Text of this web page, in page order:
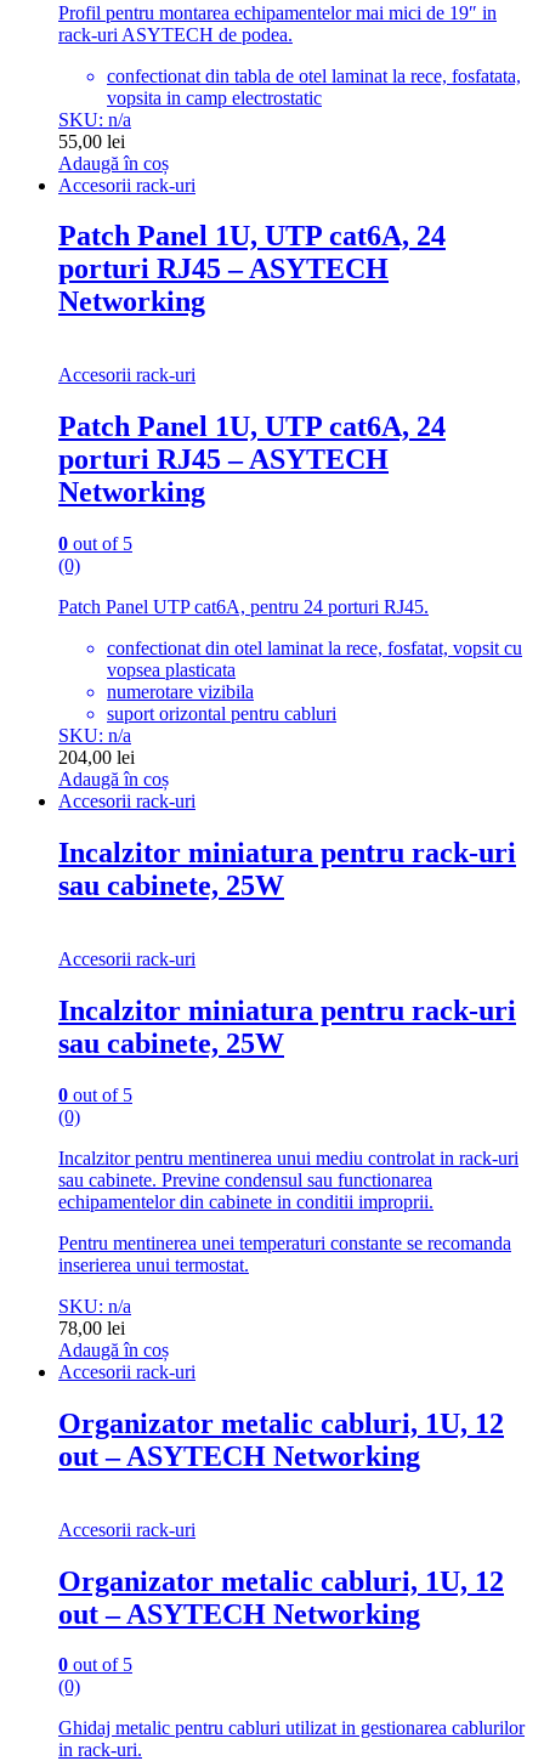
Profil pentru montarea echipamentelor mai mici de 19″ in
rack-uri ASYTECH de podea.
confectionat din tabla de otel laminat la rece, fosfatata,
vopsita in camp electrostatic
SKU: n/a
55,00 lei
Adaugă în coș
Accesorii rack-uri
Patch Panel 1U, UTP cat6A, 24
porturi RJ45 – ASYTECH
Networking
Accesorii rack-uri
Patch Panel 1U, UTP cat6A, 24
porturi RJ45 – ASYTECH
Networking
0 out of 5
(0)
Patch Panel UTP cat6A, pentru 24 porturi RJ45.
confectionat din otel laminat la rece, fosfatat, vopsit cu
vopsea plasticata
numerotare vizibila
suport orizontal pentru cabluri
SKU: n/a
204,00 lei
Adaugă în coș
Accesorii rack-uri
Incalzitor miniatura pentru rack-uri
sau cabinete, 25W
Accesorii rack-uri
Incalzitor miniatura pentru rack-uri
sau cabinete, 25W
0 out of 5
(0)
Incalzitor pentru mentinerea unui mediu controlat in rack-uri
sau cabinete. Previne condensul sau functionarea
echipamentelor din cabinete in conditii improprii.
Pentru mentinerea unei temperaturi constante se recomanda
inserierea unui termostat.
SKU: n/a
78,00 lei
Adaugă în coș
Accesorii rack-uri
Organizator metalic cabluri, 1U, 12
out – ASYTECH Networking
Accesorii rack-uri
Organizator metalic cabluri, 1U, 12
out – ASYTECH Networking
0 out of 5
(0)
Ghidaj metalic pentru cabluri utilizat in gestionarea cablurilor
in rack-uri.